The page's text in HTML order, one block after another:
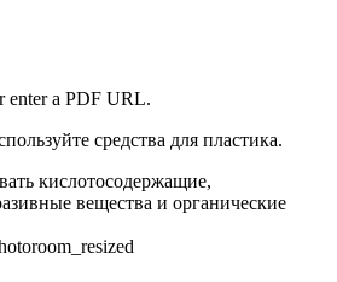
enter a PDF URL.
средства для пластика.
кислотосодержащие,
вещества и органические